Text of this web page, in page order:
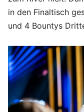
in den Finaltisch
und 4 Bountys